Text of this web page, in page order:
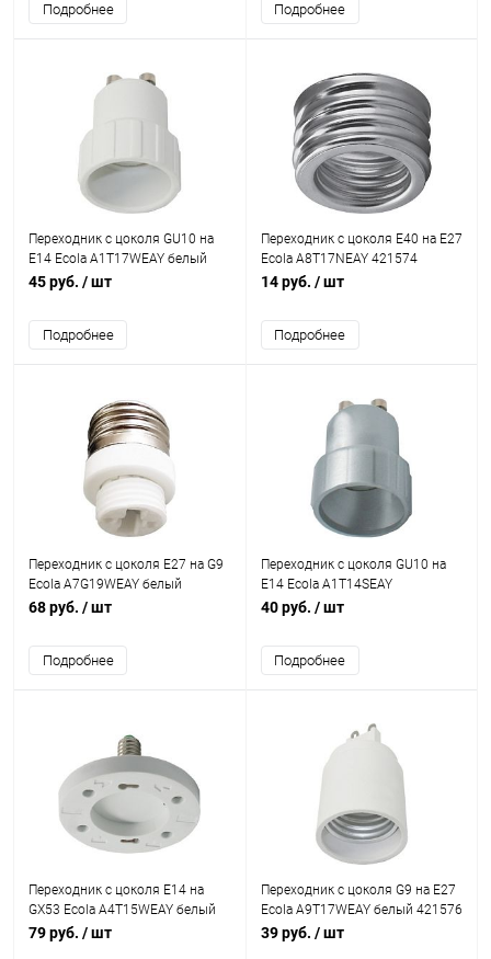
Подробнее Подробнее
Переходник с цоколя GU10 на
E14 Ecola A1T17WEAY белый
421577
45 руб. / шт
Подробнее
Переходник с цоколя E40 на E27
Ecola A8T17NEAY 421574
14 руб. / шт
Подробнее
Переходник с цоколя E27 на G9
Ecola A7G19WEAY белый
421570
68 руб. / шт
Подробнее
Переходник с цоколя GU10 на
E14 Ecola A1T14SEAY
серебряный 421578
40 руб. / шт
Подробнее
Переходник с цоколя E14 на
GX53 Ecola A4T15WEAY белый
421555
79 руб. / шт
Переходник с цоколя G9 на E27
Ecola A9T17WEAY белый 421576
39 руб. / шт